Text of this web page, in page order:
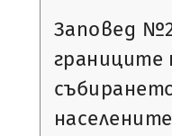
Заповед
границите